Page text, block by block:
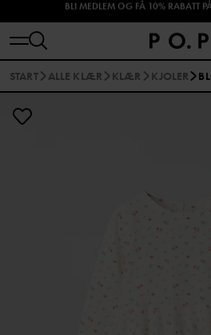
START ALLE KLÆR KLÆR KJOLER